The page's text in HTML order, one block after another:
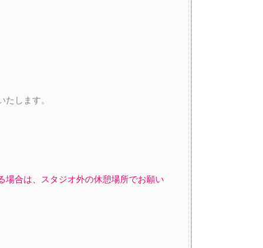
します。
場合は、スタジオ外の休憩場所でお願い